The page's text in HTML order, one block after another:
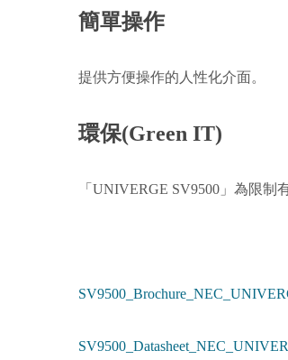
簡單操作
提供方便操作的人性化介面。
環保(Green IT)
「UNIVERGE SV9500」為限